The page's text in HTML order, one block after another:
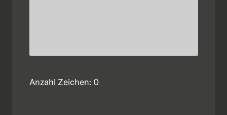
Anzahl Zeichen: 0